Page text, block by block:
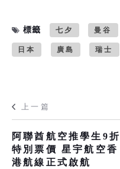
標籤 七夕 曼谷
日本 廣島 瑞士
上一篇
阿聯酋航空推學生9折
特別票價 星宇航空香
港航線正式啟航